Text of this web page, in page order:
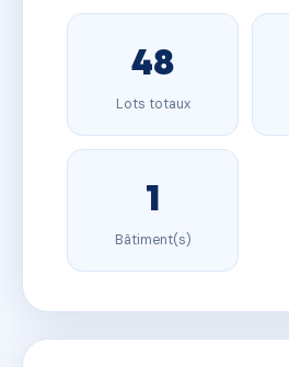
48
Lots totaux
1
Bâtiment(s)